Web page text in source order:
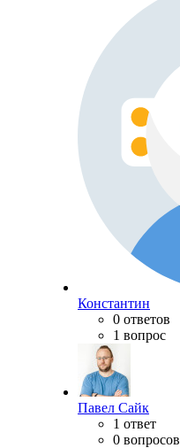
Константин
0 ответов
1 вопрос
Павел Сайк
1 ответ
0 вопросов